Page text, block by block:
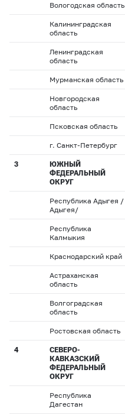
Вологодская область
Калининградская
область
Ленинградская
область
Мурманская область
Новгородская
область
Псковская область
г. Санкт-Петербург
3
ЮЖНЫЙ
ФЕДЕРАЛЬНЫЙ
ОКРУГ
Республика Адыгея /
Адыгея/
Республика
Калмыкия
Краснодарский край
Астраханская
область
Волгоградская
область
Ростовская область
4
СЕВЕРО-
КАВКАЗСКИЙ
ФЕДЕРАЛЬНЫЙ
ОКРУГ
Республика
Дагестан